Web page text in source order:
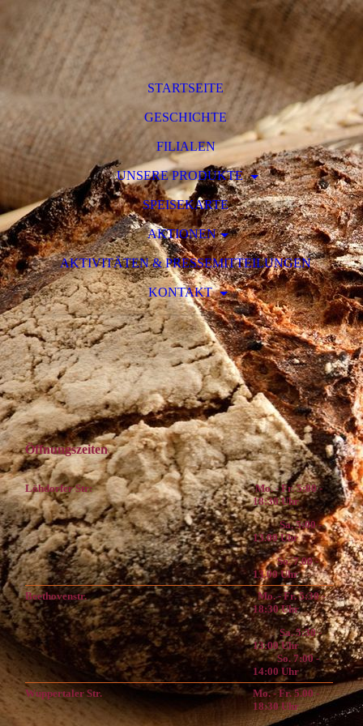
STARTSEITE
GESCHICHTE
FILIALEN
UNSERE PRODUKTE
SPEISEKARTE
AKTIONEN
AKTIVITÄTEN & PRESSEMITTEILUNGEN
KONTAKT
Öffnungszeiten
Löhdorfer Str:
Mo. - Fr. 5:00 -
18:30 Uhr
Sa. 5:00 -
13.00 Uhr
So. 7.00 -
13.00 Uhr
Beethovenstr.
Mo. - Fr. 5:30 -
18:30 Uhr
Sa. 5:30 -
13:00 Uhr
So. 7:00 -
14:00 Uhr
Wuppertaler Str.
Mo. - Fr. 5.00 -
18:30 Uhr